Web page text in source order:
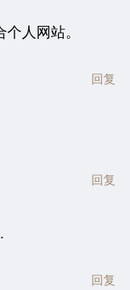
人网站。
回复
回复
回复